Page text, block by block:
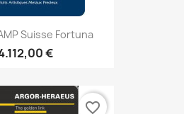
Suisse Fortuna
€
favorite_border